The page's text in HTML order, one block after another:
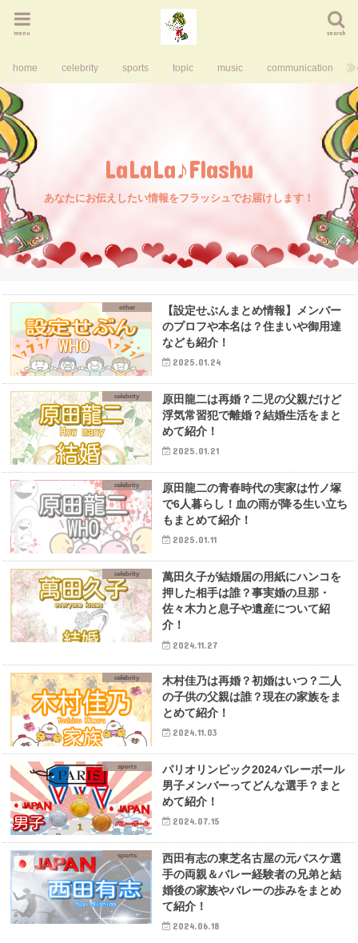
search
menu
home celebrity sports topic music communication
LaLaLa♪Flashu
あなたにお伝えしたい情報をフラッシュでお届けします！
other
【設定せぶんまとめ情報】メンバー
のプロフや本名は？住まいや御用達
なども紹介！
2025.01.24
celebrity
原田龍二は再婚？二児の父親だけど
浮気常習犯で離婚？結婚生活をまと
めて紹介！
2025.01.21
celebrity
原田龍二の青春時代の実家は竹ノ塚
で6人暮らし！血の雨が降る生い立ち
もまとめて紹介！
2025.01.11
celebrity
萬田久子が結婚届の用紙にハンコを
押した相手は誰？事実婚の旦那・
佐々木力と息子や遺産について紹
介！
2024.11.27
celebrity
木村佳乃は再婚？初婚はいつ？二人
の子供の父親は誰？現在の家族をま
とめて紹介！
2024.11.03
sports
パリオリンピック2024バレーボール
男子メンバーってどんな選手？まと
めて紹介！
2024.07.15
sports
西田有志の東芝名古屋の元バスケ選
手の両親＆バレー経験者の兄弟と結
婚後の家族やバレーの歩みをまとめ
て紹介！
2024.06.18